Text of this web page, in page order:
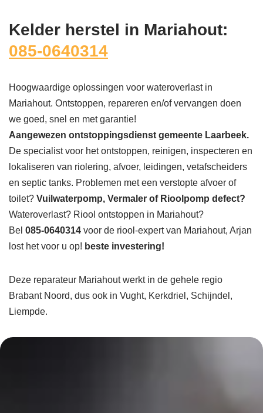
Kelder herstel in Mariahout:
085-0640314
Hoogwaardige oplossingen voor wateroverlast in
Mariahout. Ontstoppen, repareren en/of vervangen doen
we goed, snel en met garantie!
Aangewezen ontstoppingsdienst gemeente Laarbeek.
De specialist voor het ontstoppen, reinigen, inspecteren en
lokaliseren van riolering, afvoer, leidingen, vetafscheiders
en septic tanks. Problemen met een verstopte afvoer of
toilet? Vuilwaterpomp, Vermaler of Rioolpomp defect?
Wateroverlast? Riool ontstoppen in Mariahout?
Bel 085-0640314 voor de riool-expert van Mariahout, Arjan
lost het voor u op! beste investering!
Deze reparateur Mariahout werkt in de gehele regio
Brabant Noord, dus ook in Vught, Kerkdriel, Schijndel,
Liempde.